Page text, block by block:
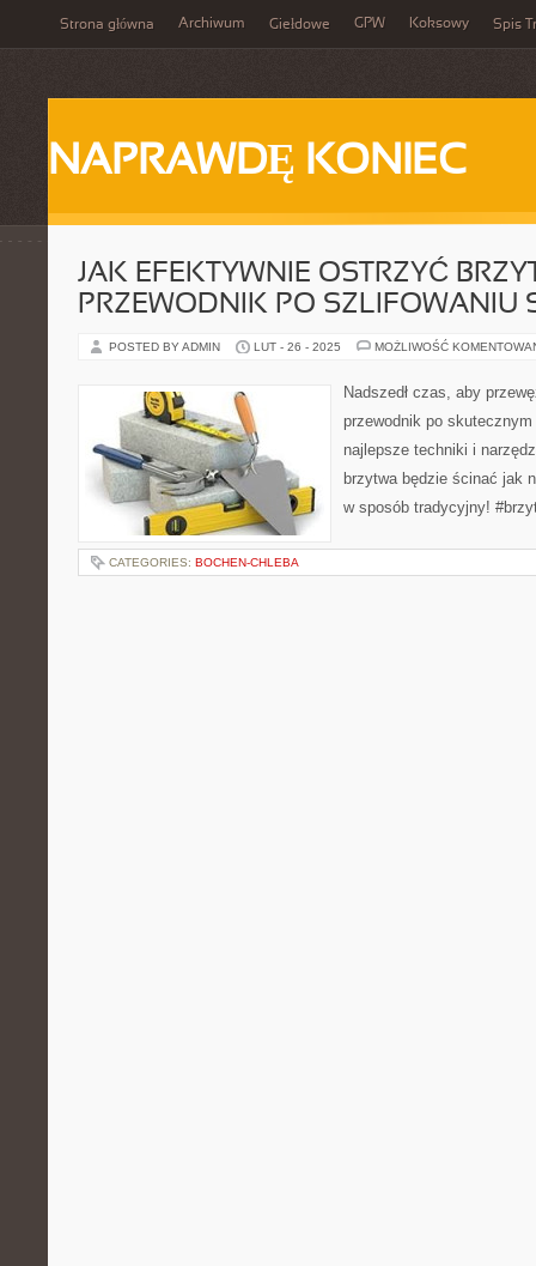
Strona główna Archiwum Giełdowe GPW Koksowy Spis
NAPRAWDĘ KONIEC
JAK EFEKTYWNIE OSTRZYĆ
PRZEWODNIK PO SZLIFOWANIU
POSTED BY ADMIN LUT - 26 - 2025 MOŻLIWOŚĆ
Nadszedł czas, aby
przewodnik po
najlepsze techniki i
brzytwa będzie ścinać jak
w sposób tradycyjny!
CATEGORIES: BOCHEN-CHLEBA